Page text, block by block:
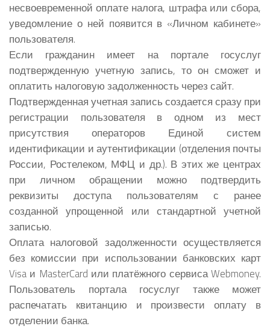
несвоевременной оплате налога, штрафа или сбора,
уведомление о ней появится в «Личном кабинете»
пользователя.
Если гражданин имеет на портале госуслуг
подтвержденную учетную запись, то он сможет и
оплатить налоговую задолженность через сайт.
Подтвержденная учетная запись создается сразу при
регистрации пользователя в одном из мест
присутствия операторов Единой систем
идентификации и аутентификации (отделения почты
России, Ростелеком, МФЦ и др.). В этих же центрах
при личном обращении можно подтвердить
реквизиты доступа пользователям с ранее
созданной упрощенной или стандартной учетной
записью.
Оплата налоговой задолженности осуществляется
без комиссии при использовании банковских карт
Visa и MasterCard или платёжного сервиса Webmoney.
Пользователь портала госуслуг также может
распечатать квитанцию и произвести оплату в
отделении банка.